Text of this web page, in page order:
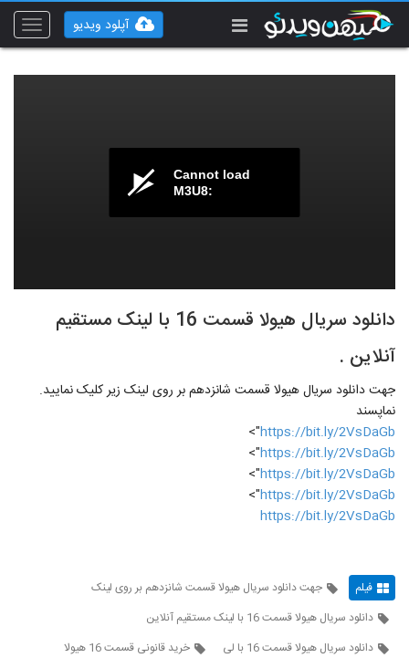
Toggle
آپلود ویدیو
Cannot load
M3U8:
دانلود سریال هیولا قسمت 16 با لینک مستقیم
آنلاین .
جهت دانلود سریال هیولا قسمت شانزدهم بر روی لینک زیر کلیک نمایید.
نماپسند
https://bit.ly/2VsDaGb
">
https://bit.ly/2VsDaGb
">
https://bit.ly/2VsDaGb
">
https://bit.ly/2VsDaGb
">
https://bit.ly/2VsDaGb
فیلم
جهت دانلود سریال هیولا قسمت شانزدهم بر روی لینک
دانلود سریال هیولا قسمت 16 با لینک مستقیم آنلاین
دانلود سریال هیولا قسمت 16 با لی
خرید قانونی قسمت 16 هیولا